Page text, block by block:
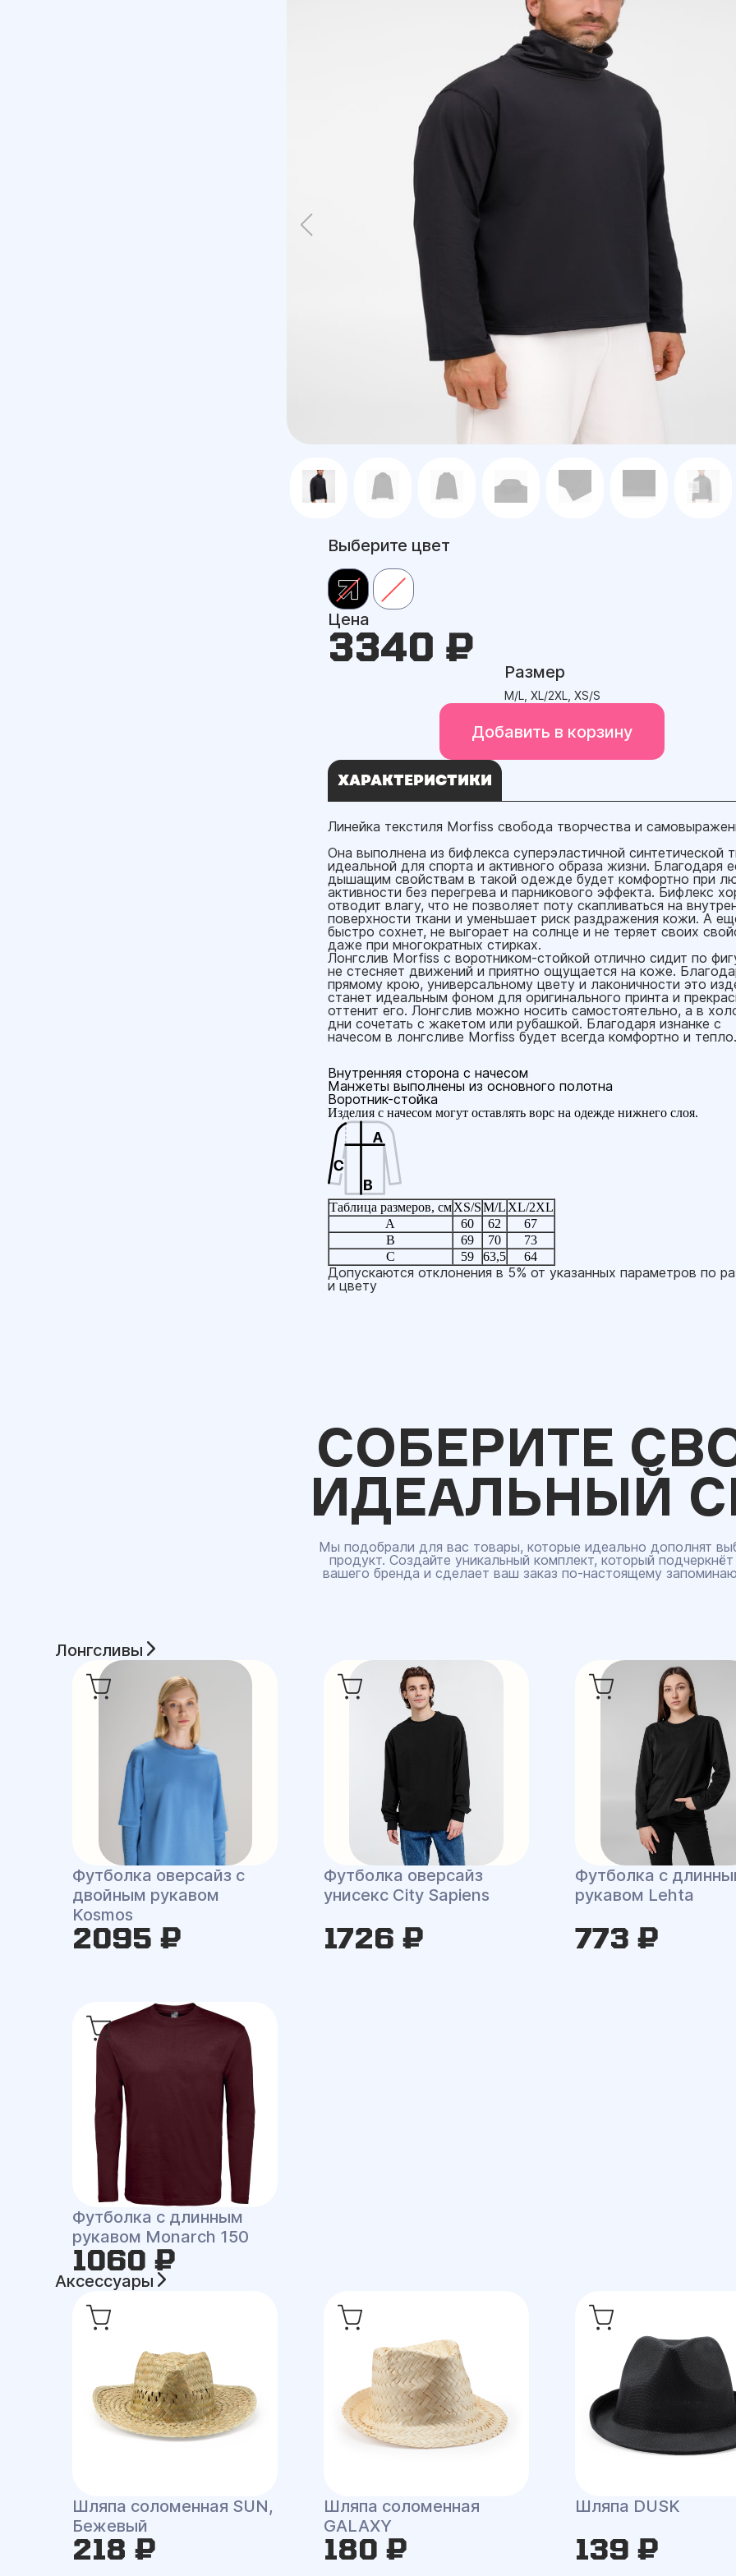
Выберите цвет
Цена
3340 ₽
Размер
M/L, XL/2XL, XS/S
Добавить в корзину
ХАРАКТЕРИСТИКИ
Линейка текстиля Morfiss свобода творчества и
Она выполнена из бифлекса суперэластичной синтетической
идеальной для спорта и активного образа жизни. Благодаря
дышащим свойствам в такой одежде будет комфортно при
активности без перегрева и парникового эффекта. Бифлекс
отводит влагу, что не позволяет поту скапливаться на
поверхности ткани и уменьшает риск раздражения кожи. А
быстро сохнет, не выгорает на солнце и не теряет своих
даже при многократных стирках.
Лонгслив Morfiss с воротником-стойкой отлично сидит по
не стесняет движений и приятно ощущается на коже.
прямому крою, универсальному цвету и лаконичности это
станет идеальным фоном для оригинального принта и
оттенит его. Лонгслив можно носить самостоятельно, а в
дни сочетать с жакетом или рубашкой. Благодаря изнанке с
начесом в лонгсливе Morfiss будет всегда комфортно и тепло.
Внутренняя сторона с начесом
Манжеты выполнены из основного полотна
Воротник-стойка
Изделия с начесом могут оставлять ворс на одежде нижнего слоя.
Таблица размеров, см XS/SM/L XL/2XL
A
60 62
67
B
69 70
73
C
59 63,5 64
Допускаются отклонения в 5% от указанных параметров по
и цвету
СОБЕРИТЕ
ИДЕАЛЬНЫЙ
Мы подобрали для вас товары, которые идеально дополнят
продукт. Создайте уникальный комплект, который подчеркнёт
вашего бренда и сделает ваш заказ по‑настоящему
Лонгсливы
Футболка оверсайз с
двойным рукавом
Kosmos
2095 ₽
Футболка оверсайз
унисекс City Sapiens
1726 ₽
Футболка с
рукавом Lehta
773 ₽
Футболка с длинным
рукавом Monarch 150
1060 ₽
Аксессуары
Шляпа соломенная SUN,
Бежевый
218 ₽
Шляпа соломенная
GALAXY
180 ₽
Шляпа DUSK
139 ₽